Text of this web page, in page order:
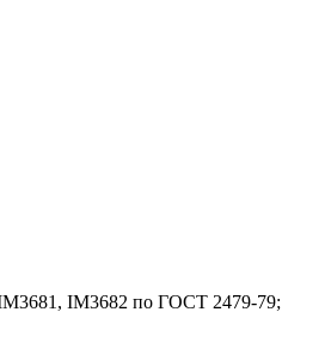
IM3682 по ГОСТ 2479-79;